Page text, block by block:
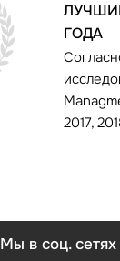
ГОДА
2017,
Мы в соц. сетях